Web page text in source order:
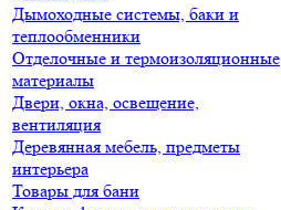
Дымоходные системы, баки и
теплообменники
Отделочные и термоизоляционные
материалы
Двери, окна, освещение,
вентиляция
Деревянная мебель, предметы
интерьера
Товары для бани